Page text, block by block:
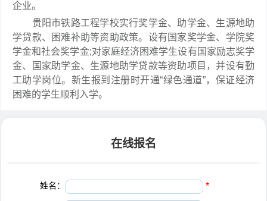
企业。
贵阳市铁路工程学校实行奖学金、助学金、生源地助
学贷款、困难补助等资助政策。设有国家奖学金、学院奖
学金和社会奖学金;对家庭经济困难学生设有国家励志奖学
金、国家助学金、生源地助学贷款等资助项目，并设有勤
工助学岗位。新生报到注册时开通“绿色通道”，保证经济
困难的学生顺利入学。
在线报名
姓名： *